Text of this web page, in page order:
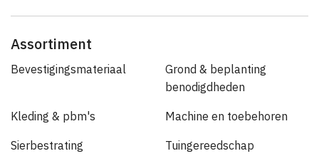
Assortiment
Bevestigingsmateriaal
Grond & beplanting
benodigdheden
Kleding & pbm's Machine en toebehoren
Sierbestrating Tuingereedschap